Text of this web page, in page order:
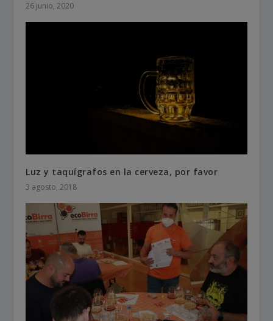
26 junio, 2020
Luz y taquígrafos en la cerveza, por favor
3 agosto, 2018